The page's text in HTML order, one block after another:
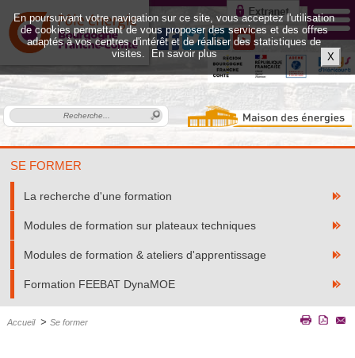
SE FORMER
La recherche d'une formation
Modules de formation sur plateaux techniques
Modules de formation & ateliers d'apprentissage
Formation FEEBAT DynaMOE
Accueil > Se former
En poursuivant votre navigation sur ce site, vous acceptez l'utilisation
de cookies permettant de vous proposer des services et des offres
adaptés à vos centres d'intérêt et de réaliser des statistiques de
visites.
En savoir plus X